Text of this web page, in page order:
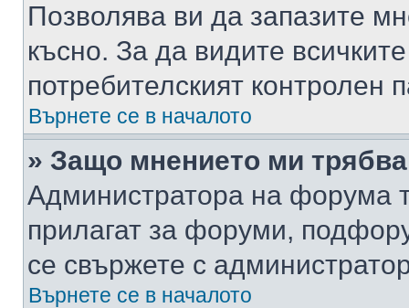
Позволява ви да запазите
късно. За да видите
потребителският контролен
Върнете се в началото
» Защо мнението ми
Администратора на форума
прилагат за форуми,
се свържете с
Върнете се в началото